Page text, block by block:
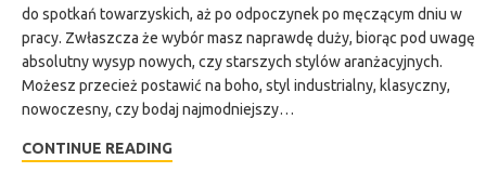
do spotkań towarzyskich, aż po odpoczynek po męczącym dniu w
pracy. Zwłaszcza że wybór masz naprawdę duży, biorąc pod uwagę
absolutny wysyp nowych, czy starszych stylów aranżacyjnych.
Możesz przecież postawić na boho, styl industrialny, klasyczny,
nowoczesny, czy bodaj najmodniejszy…
CONTINUE READING